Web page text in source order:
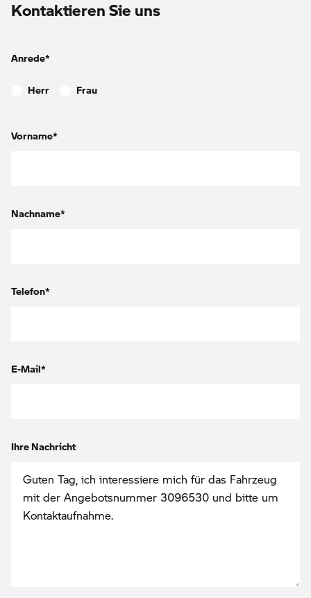
Kontaktieren Sie uns
Anrede*
Herr Frau
Vorname*
Nachname*
Telefon*
E-Mail*
Ihre Nachricht